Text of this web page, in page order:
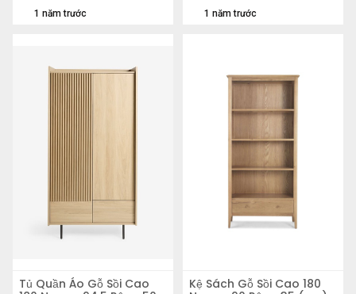
1 năm trước 1 năm trước
Tủ Quần Áo Gỗ Sồi Cao
Kệ Sách Gỗ Sồi Cao 180